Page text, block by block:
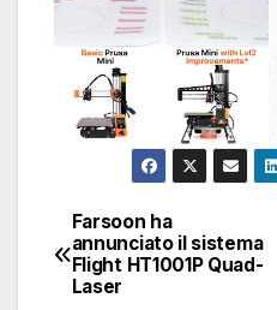
Navigazione
articoli
Farsoon ha
annunciato il sistema
Flight HT1001P Quad-
Laser